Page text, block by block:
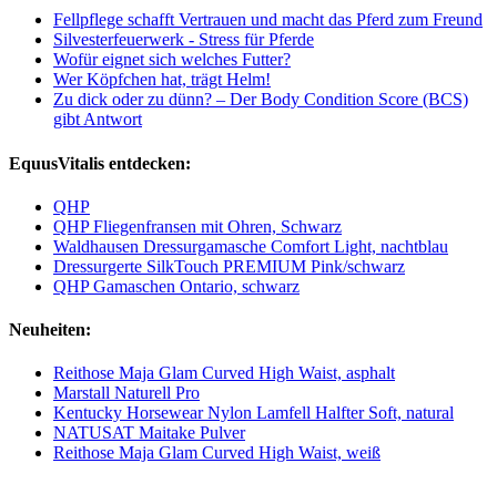
Fellpflege schafft Vertrauen und macht das Pferd zum Freund
Silvesterfeuerwerk - Stress für Pferde
Wofür eignet sich welches Futter?
Wer Köpfchen hat, trägt Helm!
Zu dick oder zu dünn? – Der Body Condition Score (BCS)
gibt Antwort
EquusVitalis entdecken:
QHP
QHP Fliegenfransen mit Ohren, Schwarz
Waldhausen Dressurgamasche Comfort Light, nachtblau
Dressurgerte SilkTouch PREMIUM Pink/schwarz
QHP Gamaschen Ontario, schwarz
Neuheiten:
Reithose Maja Glam Curved High Waist, asphalt
Marstall Naturell Pro
Kentucky Horsewear Nylon Lamfell Halfter Soft, natural
NATUSAT Maitake Pulver
Reithose Maja Glam Curved High Waist, weiß